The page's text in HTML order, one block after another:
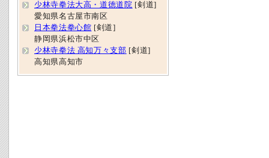
少林寺拳法大高・道徳道院 [剣道]
愛知県名古屋市南区
日本拳法拳心館 [剣道]
静岡県浜松市中区
少林寺拳法 高知万々支部 [剣道]
高知県高知市